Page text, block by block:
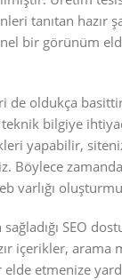
tanıtan hazır
bir görünüm
de oldukça
bilgiye
yapabilir,
Böylece
varlığı
SEO
içerikler, arama
etmenize